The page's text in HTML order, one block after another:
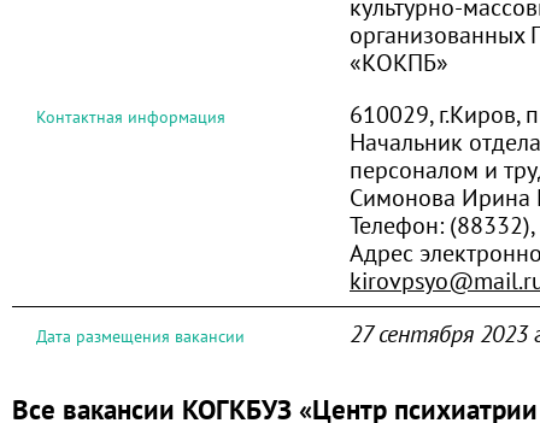
культурно-
«КОКПБ»
Контактная информация
610029, г.Киров,
Начальник
персоналом и
Симонова Ирина
Телефон:
Адрес
Дата размещения вакансии 27 сентября 2023
Все вакансии КОГКБУЗ «Центр